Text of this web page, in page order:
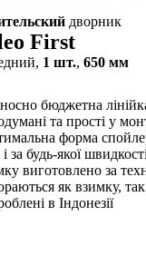
дворник
First
1 шт., 650 мм
бюджетна
та прості у
форма
за будь-якої швидкості
виготовлено за
як взимку, так
в Індонезії